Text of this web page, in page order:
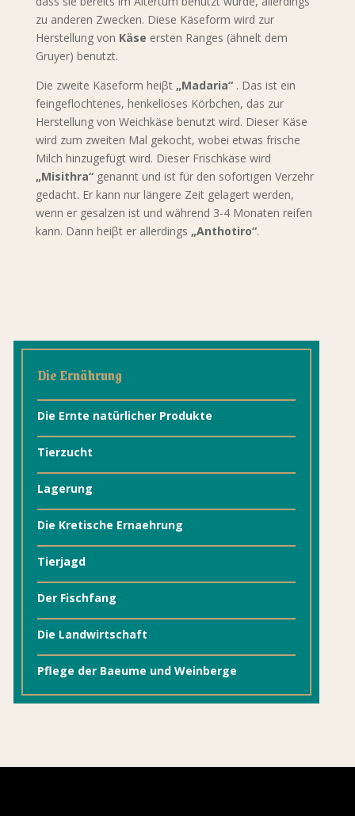
zu anderen Zwecken. Diese Käseform wird zur
Herstellung von Käse ersten Ranges (ähnelt dem
Gruyer) benutzt.
Die zweite Käseform heiβt „Madaria“ . Das ist ein
feingeflochtenes, henkelloses Körbchen, das zur
Herstellung von Weichkäse benutzt wird. Dieser Käse
wird zum zweiten Mal gekocht, wobei etwas frische
Milch hinzugefügt wird. Dieser Frischkäse wird
„Misithra“ genannt und ist für den sofortigen Verzehr
gedacht. Er kann nur längere Zeit gelagert werden,
wenn er gesalzen ist und während 3-4 Monaten reifen
kann. Dann heiβt er allerdings „Anthotiro“.
Die Ernährung
Die Ernte natürlicher Produkte
Tierzucht
Lagerung
Die Kretische Ernaehrung
Tierjagd
Der Fischfang
Die Landwirtschaft
Pflege der Baeume und Weinberge